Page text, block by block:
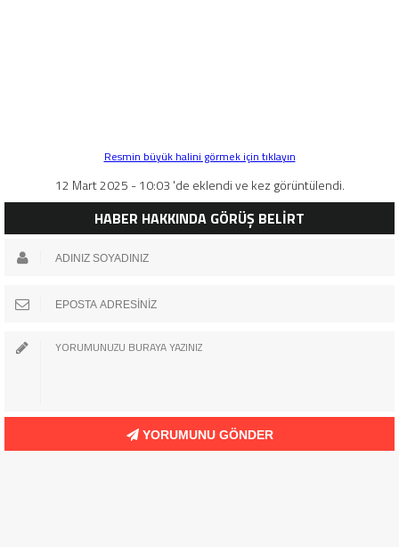
Resmin büyük halini görmek için tıklayın
12 Mart 2025 - 10:03 'de eklendi ve kez görüntülendi.
HABER HAKKINDA GÖRÜŞ BELİRT
YORUMUNU GÖNDER